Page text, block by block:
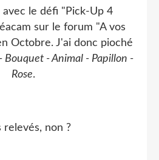
avec le défi "Pick-Up 4
sur le forum "A vos
Octobre. J'ai donc pioché
Bouquet - Animal - Papillon -
Rose.
relevés, non ?